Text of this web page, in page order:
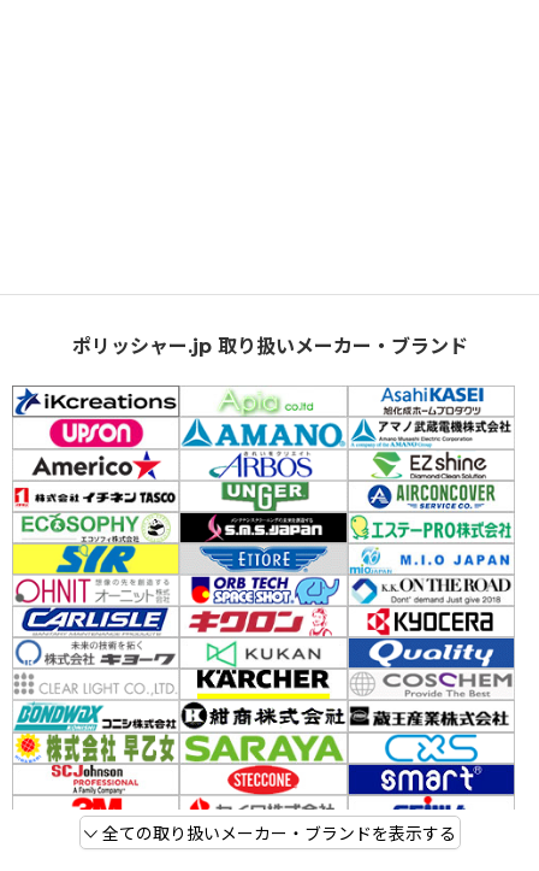
ポリッシャー.jp 取り扱いメーカー・ブランド
全ての取り扱いメーカー・ブランドを表示する